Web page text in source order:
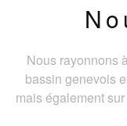
Nous rayonnons
bassin genevois
mais également